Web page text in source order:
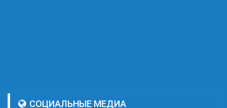
СОЦИАЛЬНЫЕ МЕДИА